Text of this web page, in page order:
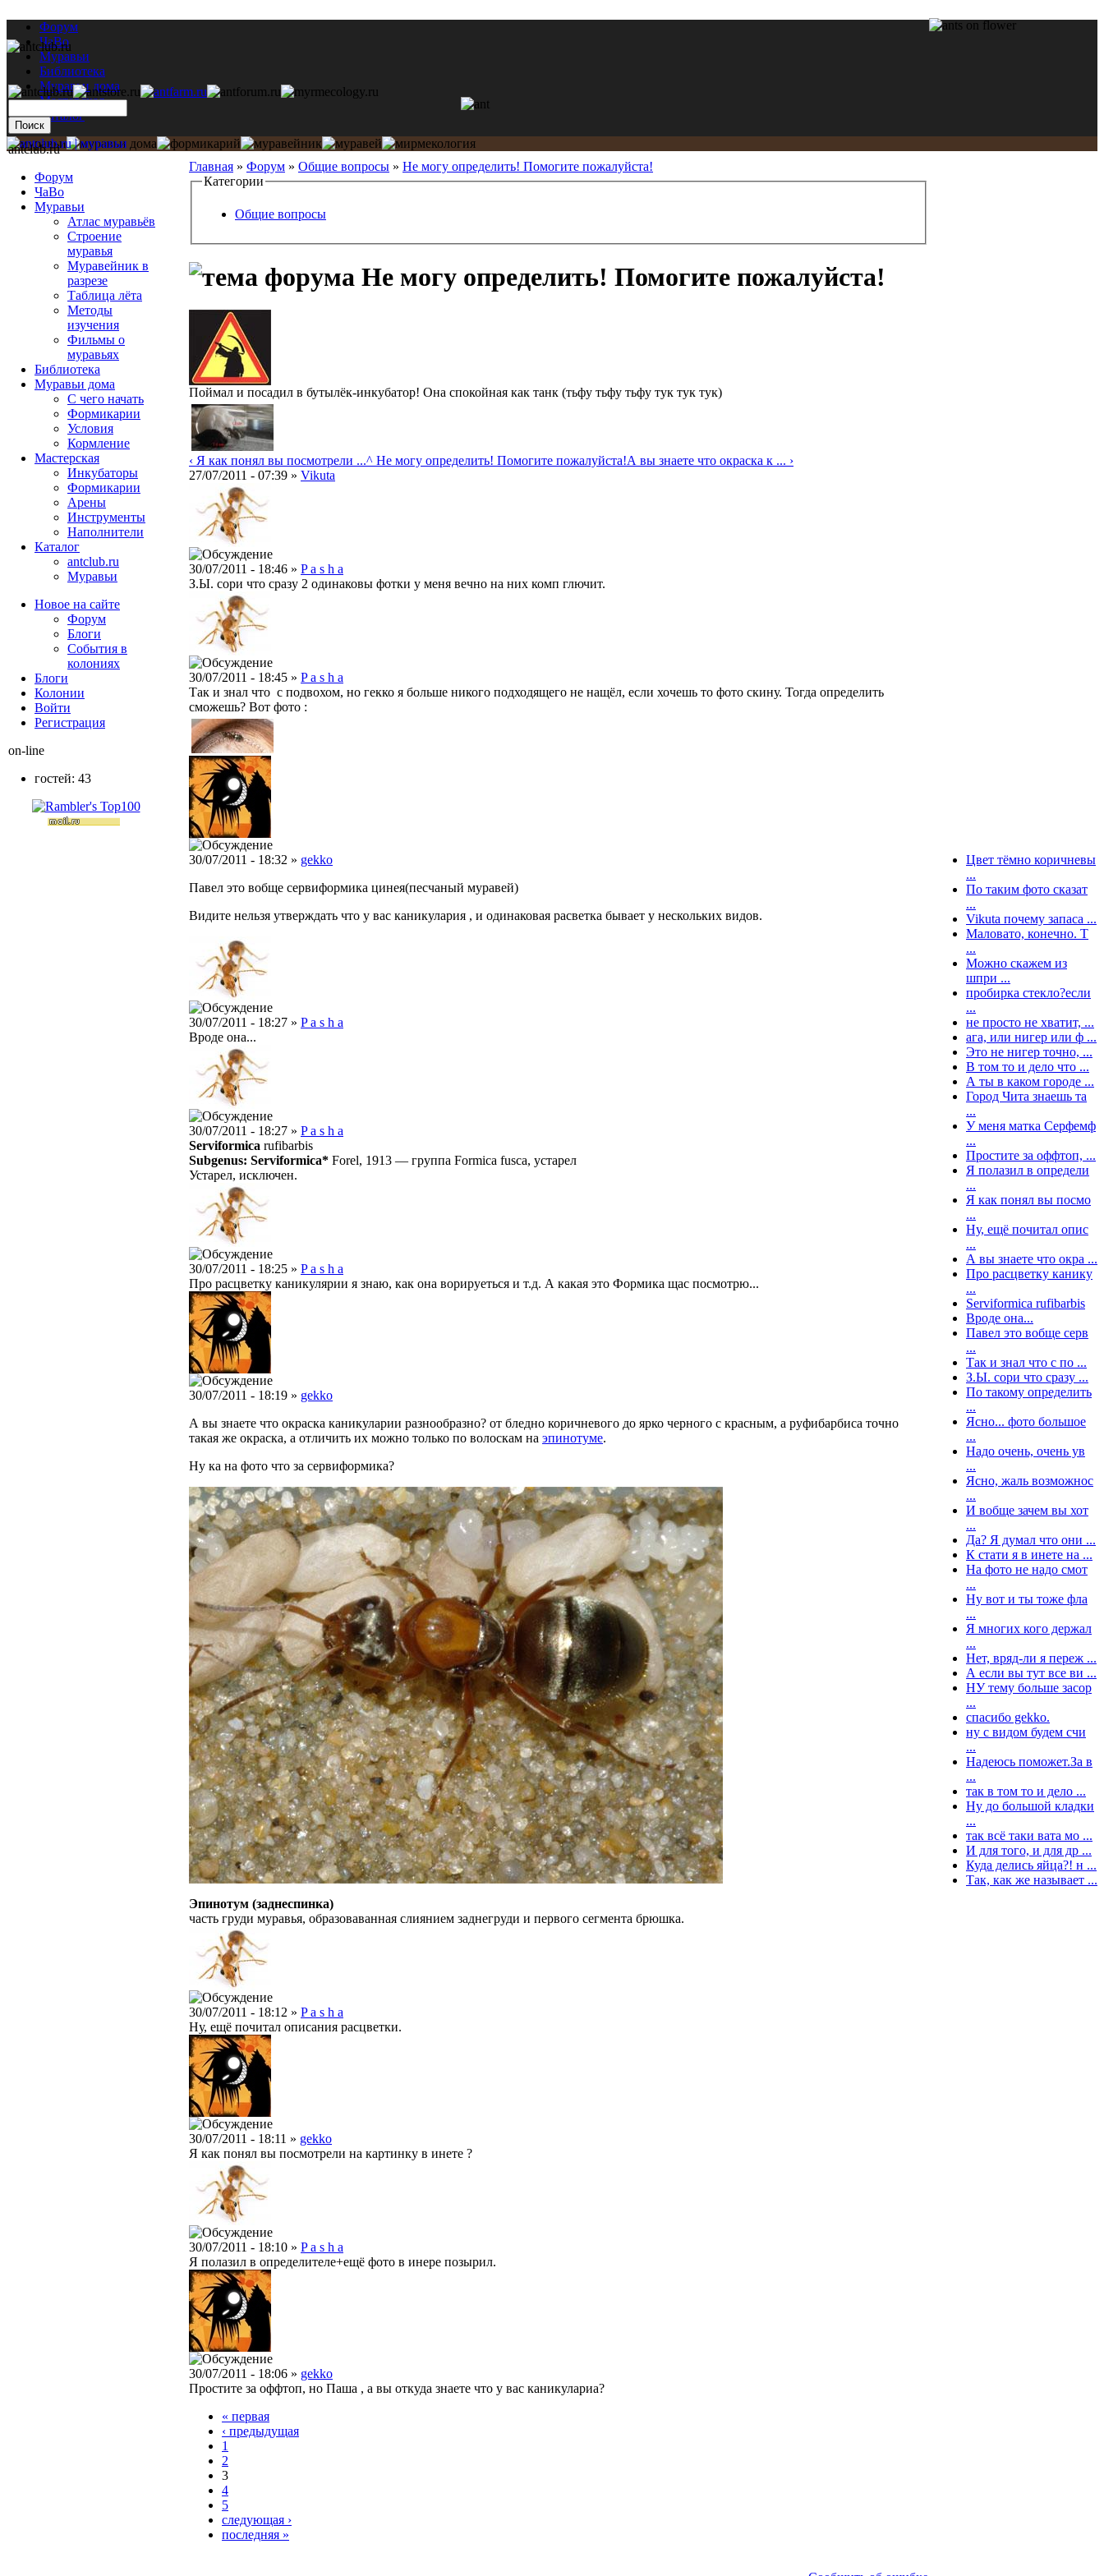
Форум
ЧаВо
Муравьи
Библиотека
Муравьи дома
Мастерская
Каталог
Главная » Форум » Общие вопросы » Не могу определить! Помогите пожалуйста!
Категории
Общие вопросы
Не могу определить! Помогите пожалуйста!
Поймал и посадил в бутылёк-инкубатор! Она спокойная как танк (тьфу тьфу тьфу тук тук тук)
‹ Я как понял вы посмотрели ...^ Не могу определить! Помогите пожалуйста!А вы знаете что окраска к ... ›
27/07/2011 - 07:39 » Vikuta
30/07/2011 - 18:46 » P a s h a
З.Ы. сори что сразу 2 одинаковы фотки у меня вечно на них комп глючит.
30/07/2011 - 18:45 » P a s h a
Так и знал что с подвохом, но гекко я больше никого подходящего не нащёл, если хочешь то фото скину. Тогда определить
сможешь? Вот фото :
30/07/2011 - 18:32 » gekko
Павел это вобще сервиформика цинея(песчаный муравей)
Видите нельзя утверждать что у вас каникулария , и одинаковая расветка бывает у нескольких видов.
30/07/2011 - 18:27 » P a s h a
Вроде она...
30/07/2011 - 18:27 » P a s h a
Serviformica rufibarbis
Subgenus: Serviformica* Forel, 1913 — группа Formica fusca, устарел
Устарел, исключен.
30/07/2011 - 18:25 » P a s h a
Про расцветку каникулярии я знаю, как она ворируеться и т.д. А какая это Формика щас посмотрю...
30/07/2011 - 18:19 » gekko
А вы знаете что окраска каникуларии разнообразно? от бледно коричневого до ярко черного с красным, а руфибарбиса точно
такая же окраска, а отличить их можно только по волоскам на эпинотуме.
Ну ка на фото что за сервиформика?
Эпинотум (заднеспинка)
часть груди муравья, образоваванная слиянием заднегруди и первого сегмента брюшка.
30/07/2011 - 18:12 » P a s h a
Ну, ещё почитал описания расцветки.
30/07/2011 - 18:11 » gekko
Я как понял вы посмотрели на картинку в инете ?
30/07/2011 - 18:10 » P a s h a
Я полазил в определителе+ещё фото в инере позырил.
30/07/2011 - 18:06 » gekko
Простите за оффтоп, но Паша , а вы откуда знаете что у вас каникулариа?
« первая
‹ предыдущая
1
2
3
4
5
следующая ›
последняя »
antclub.ru
Форум
ЧаВо
Муравьи
Атлас муравьёв
Строение
муравья
Муравейник в
разрезе
Таблица лёта
Методы
изучения
Фильмы о
муравьях
Библиотека
Муравьи дома
С чего начать
Формикарии
Условия
Кормление
Мастерская
Инкубаторы
Формикарии
Арены
Инструменты
Наполнители
Каталог
antclub.ru
Муравьи
Новое на сайте
Форум
Блоги
События в
колониях
Блоги
Колонии
Войти
Peгиcтpaция
on-line
гостей: 43
Цвет тёмно коричневы
...
По таким фото сказат
...
Vikuta почему запаса ...
Маловато, конечно. Т
...
Можно скажем из
шпри ...
пробирка стекло?если
...
не просто не хватит, ...
ага, или нигер или ф ...
Это не нигер точно, ...
В том то и дело что ...
А ты в каком городе ...
Город Чита знаешь та
...
У меня матка Серфемф
...
Простите за оффтоп, ...
Я полазил в определи
...
Я как понял вы посмо
...
Ну, ещё почитал опис
...
А вы знаете что окра ...
Про расцветку канику
...
Serviformica rufibarbis
Вроде она...
Павел это вобще серв
...
Так и знал что с по ...
З.Ы. сори что сразу ...
По такому определить
...
Ясно... фото большое
...
Надо очень, очень ув
...
Ясно, жаль возможнос
...
И вобще зачем вы хот
...
Да? Я думал что они ...
К стати я в инете на ...
На фото не надо смот
...
Ну вот и ты тоже фла
...
Я многих кого держал
...
Нет, вряд-ли я переж ...
А если вы тут все ви ...
НУ тему больше засор
...
спасибо gekko.
ну с видом будем счи
...
Надеюсь поможет.За в
...
так в том то и дело ...
Ну до большой кладки
...
так всё таки вата мо ...
И для того, и для др ...
Куда делись яйца?! н ...
Так, как же называет ...